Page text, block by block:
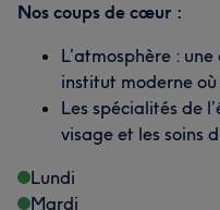
Nos coups de cœur :
L’atmosphère :
institut moderne
Les spécialités de
visage et les soins
Lundi
Mardi